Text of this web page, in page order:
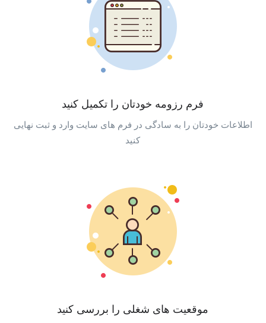
فرم رزومه خودتان را تکمیل کنید
اطلاعات خودتان را به سادگی در فرم های سایت وارد و ثبت نهایی
کنید
موقعیت های شغلی را بررسی کنید